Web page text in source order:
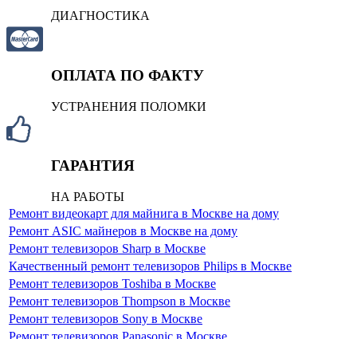
ДИАГНОСТИКА
ОПЛАТА ПО ФАКТУ
УСТРАНЕНИЯ ПОЛОМКИ
ГАРАНТИЯ
НА РАБОТЫ
Ремонт видеокарт для майнига в Москве на дому
Ремонт ASIC майнеров в Москве на дому
Ремонт телевизоров Sharp в Москве
Качественный ремонт телевизоров Philips в Москве
Ремонт телевизоров Toshiba в Москве
Ремонт телевизоров Thompson в Москве
Ремонт телевизоров Sony в Москве
Ремонт телевизоров Panasonic в Москве